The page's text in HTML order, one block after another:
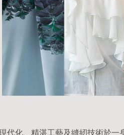
代化、精湛工藝及縫紉技術於一